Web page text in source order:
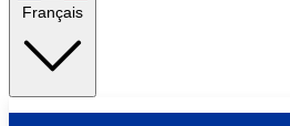
Français